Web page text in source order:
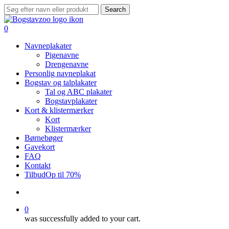
Skip
to
main
Search
Close
Search
search
0
Navneplakater
Pigenavne
Drengenavne
Personlig navneplakat
Bogstav og talplakater
Tal og ABC plakater
Bogstavplakater
Kort & klistermærker
Kort
Klistermærker
Børnebøger
Gavekort
FAQ
Kontakt
TilbudOp til 70%
0
was successfully added to your cart.